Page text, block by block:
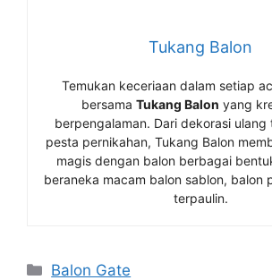
Tukang Balon
Temukan keceriaan dalam setiap
bersama Tukang Balon yang
berpengalaman. Dari dekorasi ulang
pesta pernikahan, Tukang Balon
magis dengan balon berbagai
beraneka macam balon sablon, balon
terpaulin.
Kategori
Balon Gate